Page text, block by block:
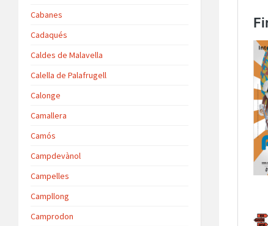
Cabanes
Cadaqués
Caldes de Malavella
Calella de Palafrugell
Calonge
Camallera
Camós
Campdevànol
Campelles
Campllong
Camprodon